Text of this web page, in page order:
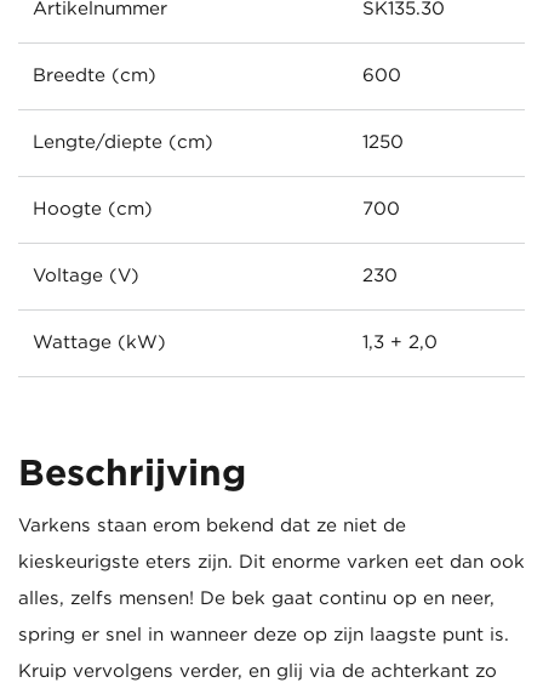
Artikelnummer SK135.30
Breedte (cm) 600
Lengte/diepte (cm) 1250
Hoogte (cm) 700
Voltage (V) 230
Wattage (kW) 1,3 + 2,0
Beschrijving
Varkens staan erom bekend dat ze niet de
kieskeurigste eters zijn. Dit enorme varken eet dan ook
alles, zelfs mensen! De bek gaat continu op en neer,
spring er snel in wanneer deze op zijn laagste punt is.
Kruip vervolgens verder, en glij via de achterkant zo